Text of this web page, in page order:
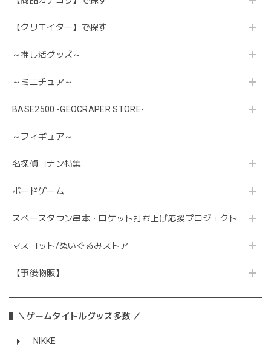
【クリエイター】で探す
～推し活グッズ～
～ミニチュア～
BASE2500 -GEOCRAPER STORE-
～フィギュア～
名探偵コナン特集
ボードゲーム
スペースタウン串本・ロケット打ち上げ応援プロジェクト
マスコット/ぬいぐるみストア
【事後物販】
＼ゲームタイトルグッズ多数 ／
NIKKE